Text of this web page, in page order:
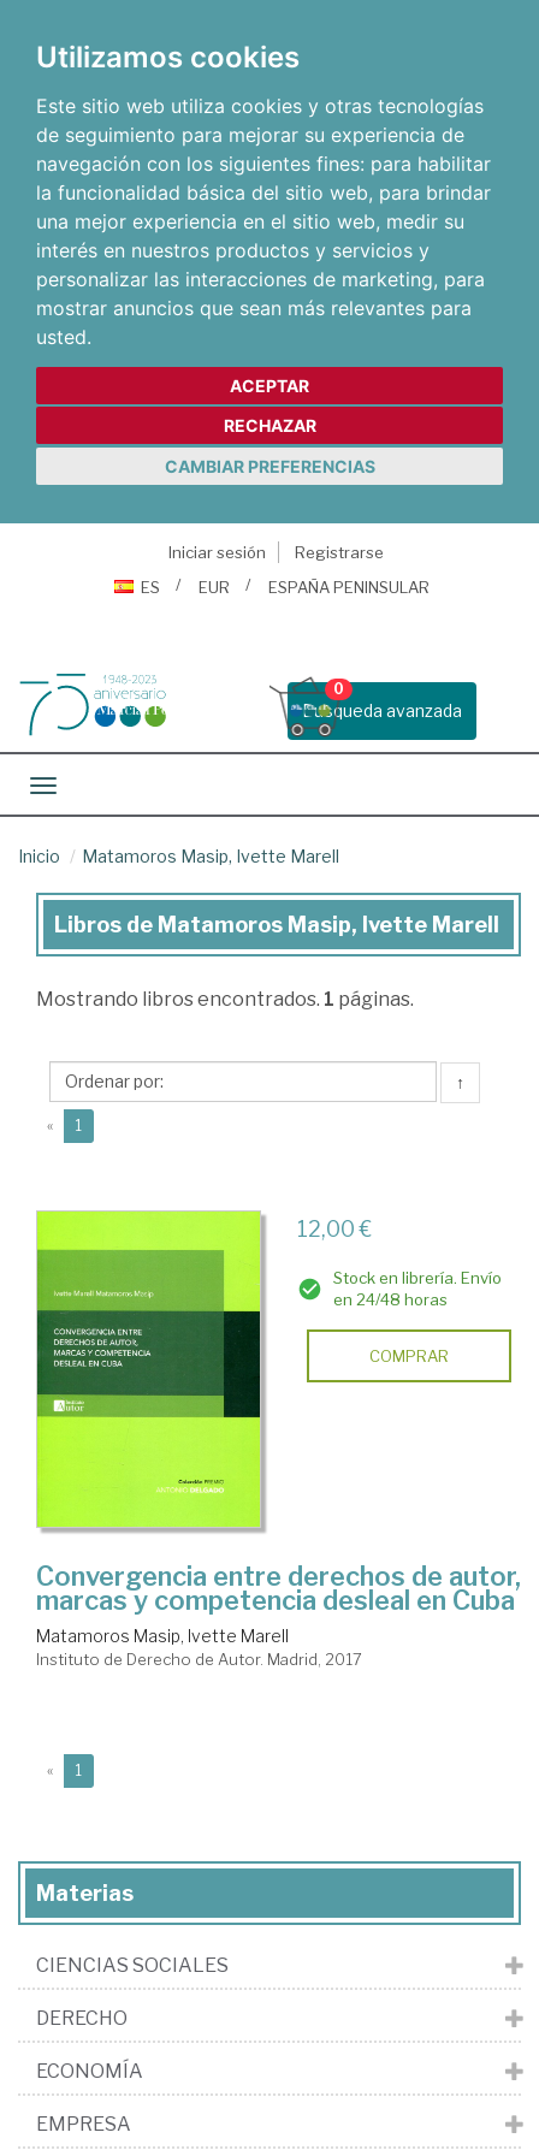
Utilizamos cookies
Este sitio web utiliza cookies y otras tecnologías
de seguimiento para mejorar su experiencia de
navegación con los siguientes fines: para habilitar
la funcionalidad básica del sitio web, para brindar
una mejor experiencia en el sitio web, medir su
interés en nuestros productos y servicios y
personalizar las interacciones de marketing, para
mostrar anuncios que sean más relevantes para
usted.
ACEPTAR
RECHAZAR
CAMBIAR PREFERENCIAS
Iniciar sesión
Registrarse
ES
EUR ESPAÑA PENINSULAR
Busqueda avanzada
0
Toggle navigation
Inicio Matamoros Masip, Ivette Marell
Libros
Matamoros
Ivette
Marell
Libros de Matamoros Masip, Ivette Marell
Mostrando libros encontrados. 1 páginas.
↑
« 1
12,00 €
Stock en librería. Envío
en 24/48 horas
COMPRAR
Convergencia entre derechos de autor,
marcas y competencia desleal en Cuba
Matamoros Masip, Ivette Marell
Instituto de Derecho de Autor. Madrid, 2017
« 1
Materias
CIENCIAS SOCIALES
DERECHO
ECONOMÍA
EMPRESA